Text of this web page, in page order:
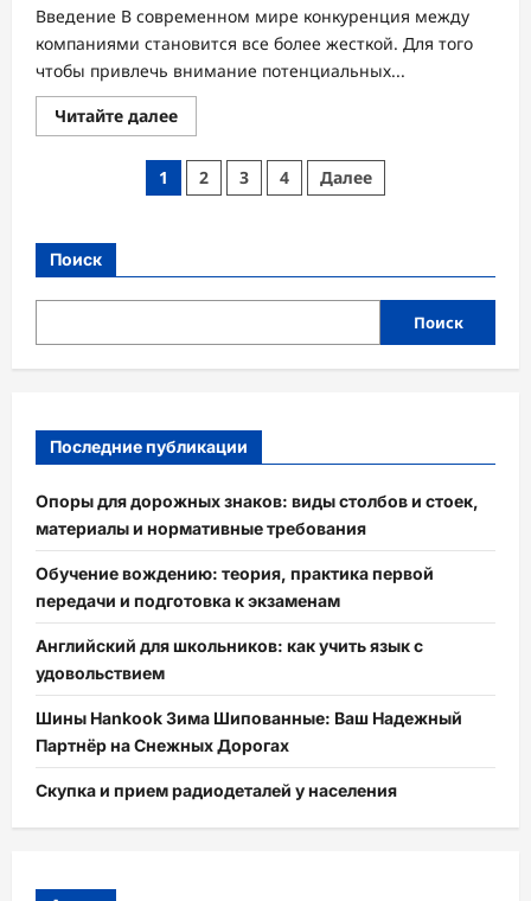
Введение В современном мире конкуренция между
компаниями становится все более жесткой. Для того
чтобы привлечь внимание потенциальных...
Читайте далееПрочитать
больше
Наружная
реклама:
эффективный
Пагинация
1 2 3 4 Далее
Поиск
Поиск
Последние публикации
Опоры для дорожных знаков: виды столбов и стоек,
материалы и нормативные требования
Обучение вождению: теория, практика первой
передачи и подготовка к экзаменам
Английский для школьников: как учить язык с
удовольствием
Шины Hankook Зима Шипованные: Ваш Надежный
Партнёр на Снежных Дорогах
Скупка и прием радиодеталей у населения